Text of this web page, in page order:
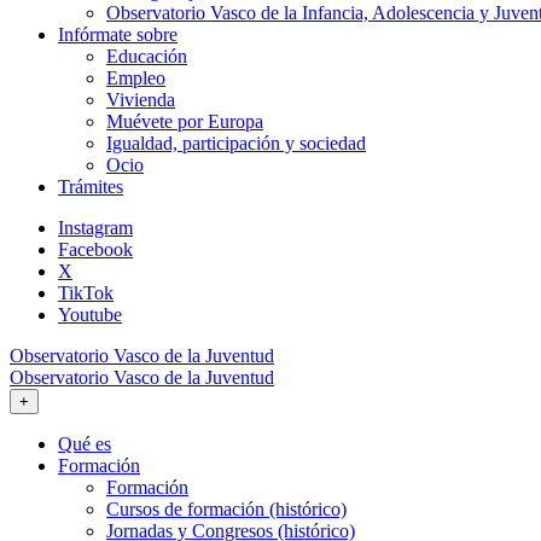
Observatorio Vasco de la Infancia, Adolescencia y
Infórmate sobre
Educación
Empleo
Vivienda
Muévete por Europa
Igualdad, participación y sociedad
Ocio
Trámites
Instagram
Facebook
X
TikTok
Youtube
Observatorio Vasco de la Juventud
Observatorio Vasco de la Juventud
+
Qué es
Formación
Formación
Cursos de formación (histórico)
Jornadas y Congresos (histórico)